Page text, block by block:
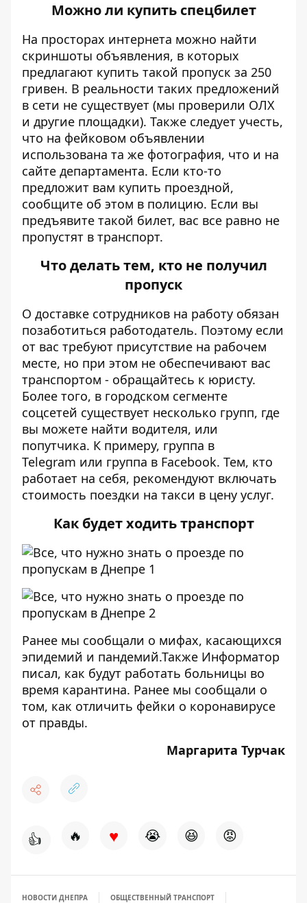
Можно ли купить спецбилет
На просторах интернета можно найти
скриншоты объявления, в которых
предлагают купить такой пропуск за 250
гривен. В реальности таких предложений
в сети не существует (мы проверили ОЛХ
и другие площадки). Также следует учесть,
что на фейковом объявлении
использована та же фотография, что и на
сайте департамента. Если кто-то
предложит вам купить проездной,
сообщите об этом в полицию. Если вы
предъявите такой билет, вас все равно не
пропустят в транспорт.
Что делать тем, кто не получил
пропуск
О доставке сотрудников на работу обязан
позаботиться работодатель. Поэтому если
от вас требуют присутствие на рабочем
месте, но при этом не обеспечивают вас
транспортом - обращайтесь к юристу.
Более того, в городском сегменте
соцсетей существует несколько групп, где
вы можете найти водителя, или
попутчика. К примеру, группа в
Telegram или группа в Facebook. Тем, кто
работает на себя, рекомендуют включать
стоимость поездки на такси в цену услуг.
Как будет ходить транспорт
Ранее мы сообщали о мифах, касающихся
эпидемий и пандемий.Также Информатор
писал, как будут работать больницы во
время карантина. Ранее мы сообщали о
том, как отличить фейки о коронавирусе
от правды.
Маргарита Турчак
👍 🔥 ♥ 😭 😆 😡
НОВОСТИ ДНЕПРА ОБЩЕСТВЕННЫЙ ТРАНСПОРТ